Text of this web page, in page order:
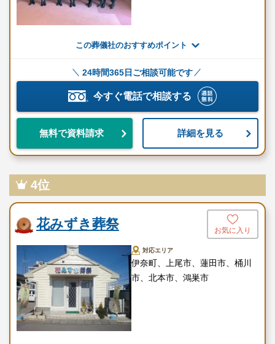
果物（バスケット）・盛菓子
礼状
会葬者への礼状を用意しており
車輌 霊柩車を用意しております
看板・受付セット
式場看板・受付セットを用意し
ております
その他
戒名・お布施・花盆など、お気
軽にお申し付けください
含まれないもの
項目 詳細
施設利用料
生花祭壇
この葬儀社のおすすめポイント
24時間365日ご相談可能です
今すぐ電話で相談する
無料で資料請求 詳細を見る
4位
花みずき葬祭 お気に入り
対応エリア
伊奈町、上尾市、蓮田市、桶川
市、北本市、鴻巣市